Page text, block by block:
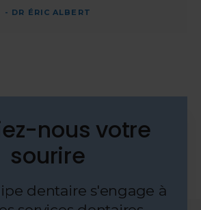
- DR ÉRIC ALBERT
nous votre
sourire
dentaire s'engage à